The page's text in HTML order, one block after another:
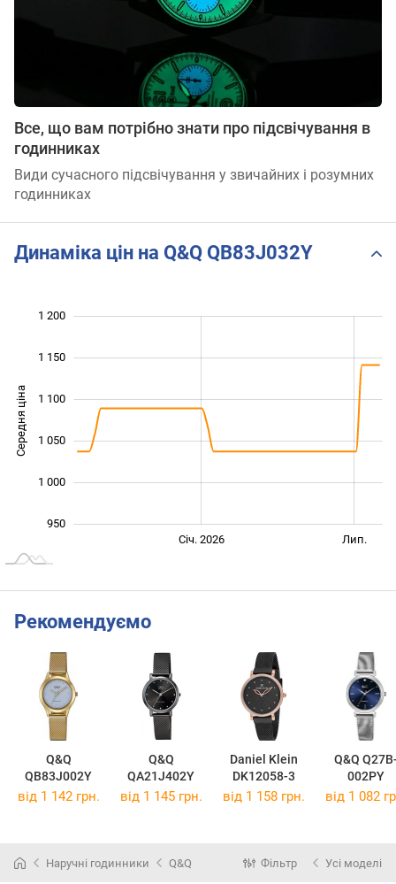
Все, що вам потрібно знати про підсвічування в
годинниках
Види сучасного підсвічування у звичайних і розумних
годинниках
Динаміка цін на Q&Q QB83J032Y
Середня ціна
950
1 000
1 050
1 100
1 150
1 200
Січ. 2026 Лип.
Рекомендуємо
Q&Q
QB83J002Y
Q&Q
QA21J402Y
Daniel Klein
DK12058-3
Q&Q
002PY
від 1 142 грн. від 1 145 грн. від 1 158 грн. від 1 082
Наручні годинники Q&Q Фільтр Усі моделі